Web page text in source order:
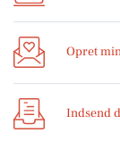
Opret
Indsend